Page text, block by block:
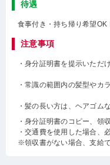
待遇
食事付き・持ち帰り希望OK
注意事項
・身分証明書を提示いただ
・常識の範囲内の髪型やカ
・髪の長い方は、ヘアゴム
・身分証明書のコピー、領
・交通費を使用した場合、
※領収書がない場合、支給